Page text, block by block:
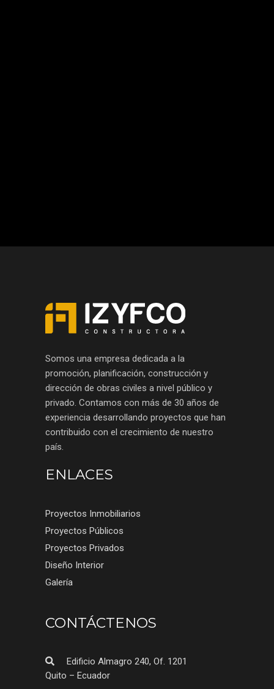
Somos una empresa dedicada a la
promoción, planificación, construcción y
dirección de obras civiles a nivel público y
privado. Contamos con más de 30 años de
experiencia desarrollando proyectos que han
contribuido con el crecimiento de nuestro
país.
ENLACES
Proyectos Inmobiliarios
Proyectos Públicos
Proyectos Privados
Diseño Interior
Galería
CONTÁCTENOS
Edificio Almagro 240, Of. 1201
Quito – Ecuador